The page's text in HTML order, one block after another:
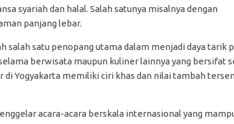
syariah dan halal. Salah satunya misalnya dengan
panjang lebar.
salah satu penopang utama dalam menjadi daya tarik
berwisata maupun kuliner lainnya yang bersifat
di Yogyakarta memiliki ciri khas dan nilai tambah
acara-acara berskala internasional yang